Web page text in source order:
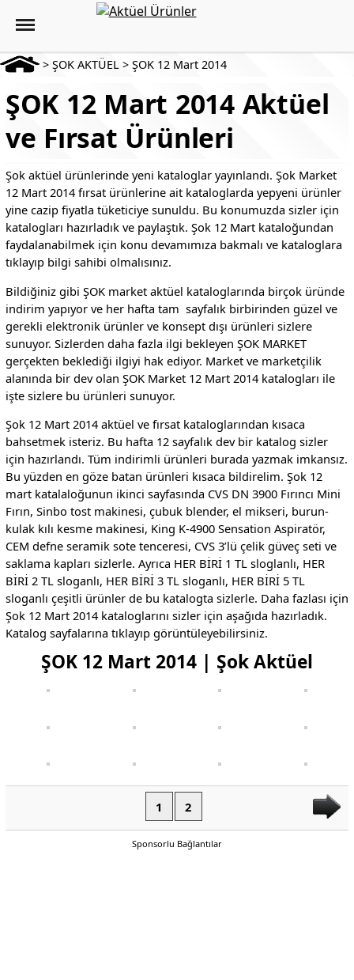
> ŞOK AKTÜEL > ŞOK 12 Mart 2014
ŞOK 12 Mart 2014 Aktüel
ve Fırsat Ürünleri
Şok aktüel ürünlerinde yeni kataloglar yayınlandı. Şok Market
12 Mart 2014 fırsat ürünlerine ait kataloglarda yepyeni ürünler
yine cazip fiyatla tüketiciye sunuldu. Bu konumuzda sizler için
katalogları hazırladık ve paylaştık. Şok 12 Mart kataloğundan
faydalanabilmek için konu devamımıza bakmalı ve kataloglara
tıklayıp bilgi sahibi olmalısınız.
Bildiğiniz gibi ŞOK market aktüel kataloglarında birçok üründe
indirim yapıyor ve her hafta tam sayfalık birbirinden güzel ve
gerekli elektronik ürünler ve konsept dışı ürünleri sizlere
sunuyor. Sizlerden daha fazla ilgi bekleyen ŞOK MARKET
gerçekten beklediği ilgiyi hak ediyor. Market ve marketçilik
alanında bir dev olan ŞOK Market 12 Mart 2014 katalogları ile
işte sizlere bu ürünleri sunuyor.
Şok 12 Mart 2014 aktüel ve fırsat kataloglarından kısaca
bahsetmek isteriz. Bu hafta 12 sayfalık dev bir katalog sizler
için hazırlandı. Tüm indirimli ürünleri burada yazmak imkansız.
Bu yüzden en göze batan ürünleri kısaca bildirelim. Şok 12
mart katalaloğunun ikinci sayfasında CVS DN 3900 Fırıncı Mini
Fırın, Sinbo tost makinesi, çubuk blender, el mikseri, burun-
kulak kılı kesme makinesi, King K-4900 Sensation Aspiratör,
CEM defne seramik sote tenceresi, CVS 3’lü çelik güveç seti ve
saklama kapları sizlerle. Ayrıca HER BİRİ 1 TL sloglanlı, HER
BİRİ 2 TL sloganlı, HER BİRİ 3 TL sloganlı, HER BİRİ 5 TL
sloganlı çeşitli ürünler de bu katalogta sizlerle. Daha fazlası için
Şok 12 Mart 2014 kataloglarını sizler için aşağıda hazırladık.
Katalog sayfalarına tıklayıp görüntüleyebilirsiniz.
ŞOK 12 Mart 2014 | Şok Aktüel
1 2
Sponsorlu Bağlantılar